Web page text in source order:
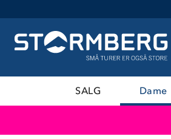
SALG Dame